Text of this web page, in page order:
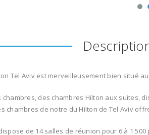
Tel Aviv est merveilleusement bien situé
chambres, des chambres Hilton aux suites,
chambres de notre du Hilton de Tel Aviv
de 14 salles de réunion pour 6 à 1